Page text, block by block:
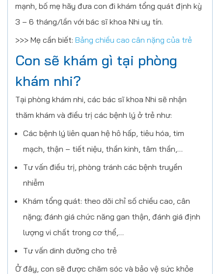
mạnh, bố mẹ hãy đưa con đi khám tổng quát định kỳ
3 – 6 tháng/lần với bác sĩ khoa Nhi uy tín.
>>> Mẹ cần biết: Bảng chiều cao cân nặng của trẻ
Con sẽ khám gì tại phòng
khám nhi?
Tại phòng khám nhi, các bác sĩ khoa Nhi sẽ nhận
thăm khám và điều trị các bệnh lý ở trẻ như:
Các bệnh lý liên quan hệ hô hấp, tiêu hóa, tim
mạch, thận – tiết niệu, thần kinh, tâm thần,…
Tư vấn điều trị, phòng tránh các bệnh truyền
nhiễm
Khám tổng quát: theo dõi chỉ số chiều cao, cân
nặng; đánh giá chức năng gan thận, đánh giá định
lượng vi chất trong cơ thể,…
Tư vấn dinh dưỡng cho trẻ
Ở đây, con sẽ được chăm sóc và bảo vệ sức khỏe